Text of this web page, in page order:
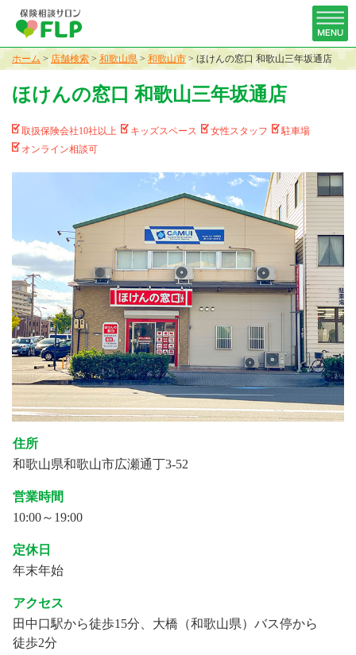
ホーム > 店舗検索 > 和歌山県 > 和歌山市 > ほけんの窓口 和歌山三年坂通店
ほけんの窓口 和歌山三年坂通店
取扱保険会社10社以上 キッズスペース 女性スタッフ
駐車場
オンライン相談可
住所
和歌山県和歌山市広瀬通丁3-52
営業時間
10:00～19:00
定休日
年末年始
アクセス
田中口駅から徒歩15分、大橋（和歌山県）バス停から
徒歩2分